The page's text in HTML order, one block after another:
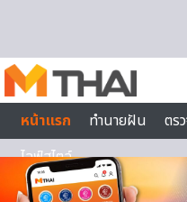
หน้าแรก
ทำนายฝัน ตร
ไลฟ์สไตล์